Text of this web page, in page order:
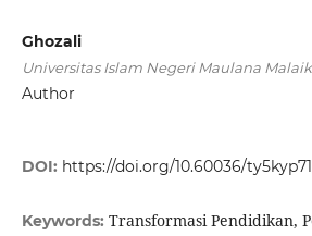
Ghozali
Universitas Islam Negeri Maulana
Author
DOI: https://doi.org/10.60036/ty5kyp71
Keywords: Transformasi Pendidikan,